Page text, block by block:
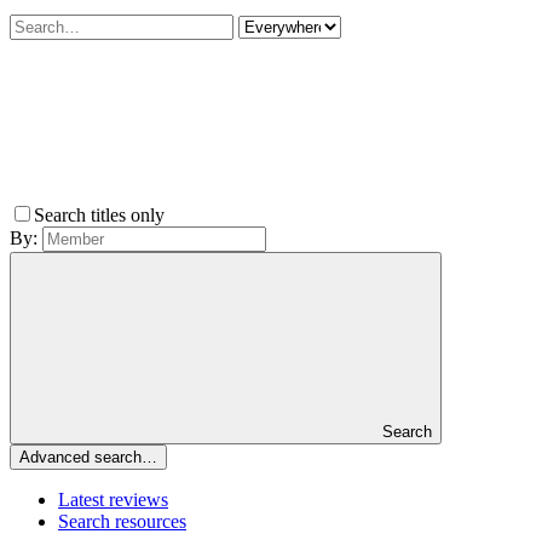
Search titles only
By:
Search
Advanced search…
Latest reviews
Search resources